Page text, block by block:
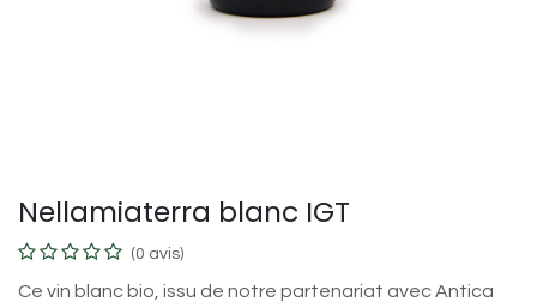
Nellamiaterra blanc IGT
(0 avis)
Ce vin blanc bio, issu de notre partenariat avec Antica